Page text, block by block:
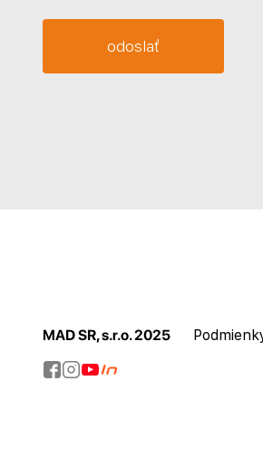
MAD SR, s.r.o. 2025